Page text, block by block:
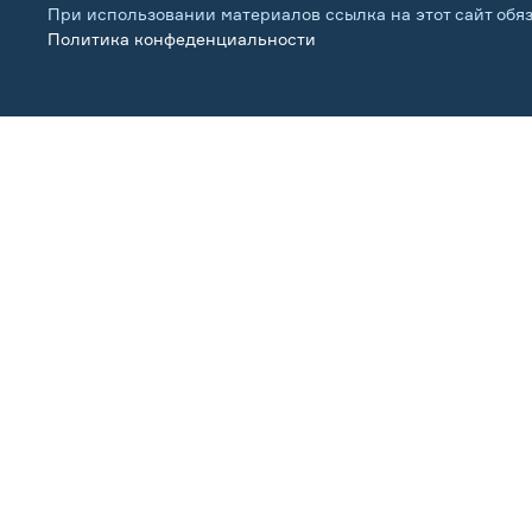
При использовании материалов ссылка на этот сайт
Политика конфеденциальности